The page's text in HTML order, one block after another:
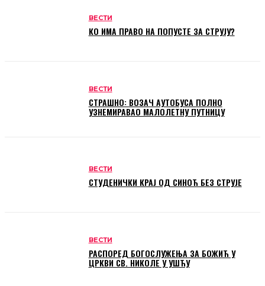
ВЕСТИ
КО ИМА ПРАВО НА ПОПУСТЕ ЗА СТРУЈУ?
ВЕСТИ
СТРАШНО: ВОЗАЧ АУТОБУСА ПОЛНО
УЗНЕМИРАВАО МАЛОЛЕТНУ ПУТНИЦУ
ВЕСТИ
СТУДЕНИЧКИ КРАЈ ОД СИНОЋ БЕЗ СТРУЈЕ
ВЕСТИ
РАСПОРЕД БОГОСЛУЖЕЊА ЗА БОЖИЋ У
ЦРКВИ СВ. НИКОЛЕ У УШЋУ